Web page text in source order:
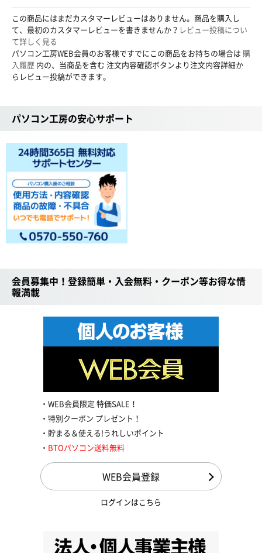
この商品にはまだカスタマーレビューはありません。商品を購入し
て、最初のカスタマーレビューを書きませんか？ レビュー投稿につい
て詳しく見る
パソコン工房WEB会員のお客様ですでにこの商品をお持ちの場合は 購
入履歴 内の、当商品を含む 注文内容確認ボタンより注文内容詳細か
らレビュー投稿ができます。
パソコン工房の安心サポート
会員募集中！登録簡単・入会無料・クーポン等お得な情
報満載
WEB会員限定 特価SALE！
特別クーポン プレゼント！
貯まる＆使える!うれしいポイント
BTOパソコン送料無料
WEB会員登録
ログインはこちら